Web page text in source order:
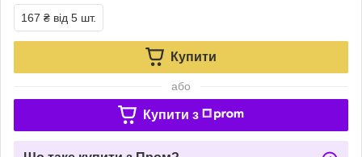
167 ₴ від 5 шт.
Купити
або
Купити з